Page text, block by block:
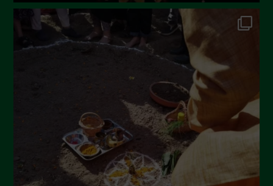
Ottobre 2022
Settembre 2022
Aprile 2022
Marzo 2022